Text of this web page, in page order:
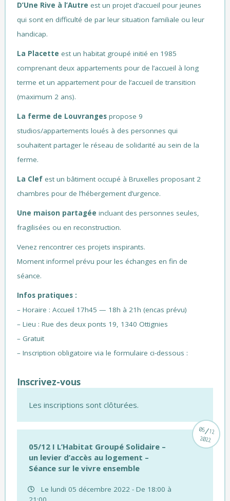
D’Une Rive à l’Autre est un projet d’accueil pour jeunes
qui sont en difficulté de par leur situation familiale ou leur
handicap.
La Placette est un habitat groupé initié en 1985
comprenant deux appartements pour de l’accueil à long
terme et un appartement pour de l’accueil de transition
(maximum 2 ans).
La ferme de Louvrangespropose 9
studios/appartements loués à des personnes qui
souhaitent partager le réseau de solidarité au sein de la
ferme.
La Clef est un bâtiment occupé à Bruxelles proposant 2
chambres pour de l’hébergement d’urgence.
Une maison partagée incluant des personnes seules,
fragilisées ou en reconstruction.
Venez rencontrer ces projets inspirants.
Moment informel prévu pour les échanges en fin de
séance.
Infos pratiques :
– Horaire : Accueil 17h45 — 18h à 21h (encas prévu)
– Lieu : Rue des deux ponts 19, 1340 Ottignies
– Gratuit
– Inscription obligatoire via le formulaire ci-dessous :
Inscrivez-vous
Les inscriptions sont clôturées.
05/12 I L’Habitat Groupé Solidaire –
un levier d’accès au logement –
Séance sur le vivre ensemble
Le lundi 05 décembre 2022 - De 18:00 à
05/12
2022